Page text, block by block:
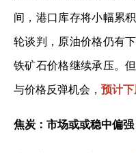
间，港口库存将小幅累
轮谈判，原油价格仍有
铁矿石价格继续承压。
与价格反弹机会， 预计下
焦炭：市场或或稳中偏